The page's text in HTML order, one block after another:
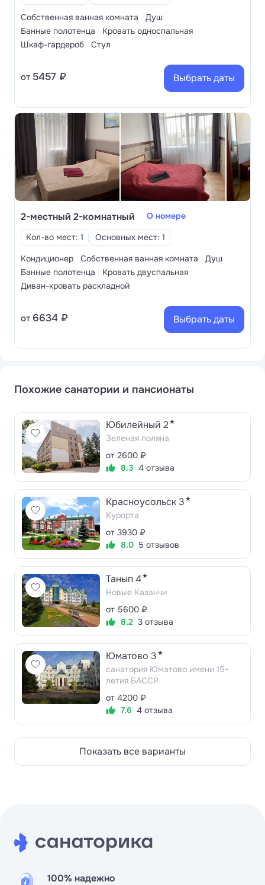
Собственная ванная комната
Душ
Банные полотенца
Кровать односпальная
Шкаф-гардероб
Стул
от 5457 ₽ Выбрать даты
2-местный 2-комнатный
О номере
Кол-во мест: 1
Основных мест: 1
Кондиционер
Собственная ванная комната
Душ
Банные полотенца
Кровать двуспальная
Диван-кровать раскладной
от 6634 ₽ Выбрать даты
Похожие санатории и пансионаты
Юбилейный 2★
Зеленая поляна
от 2600 ₽
8.3 4 отзыва
Красноусольск 3 ★
Курорта
от 3930 ₽
8.0 5 отзывов
Танып 4★
Новые Казанчи
от 5600 ₽
8.2 3 отзыва
Юматово 3 ★
санатория Юматово имени 15-
летия БАССР
от 4200 ₽
7.6 4 отзыва
Показать все варианты
100% надежно